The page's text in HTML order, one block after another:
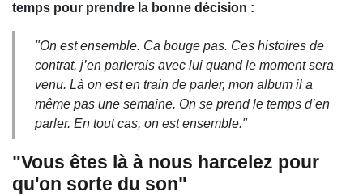
temps pour prendre la bonne décision :
"On est ensemble. Ca bouge pas. Ces histoires de
contrat, j’en parlerais avec lui quand le moment sera
venu. Là on est en train de parler, mon album il a
même pas une semaine. On se prend le temps d’en
parler. En tout cas, on est ensemble."
"Vous êtes là à nous harcelez pour
qu'on sorte du son"